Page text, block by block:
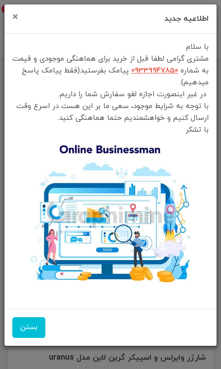
خانه فهرست محصولات شارژر وایرلس و اسپیکر گرین لاین مدل uranus
شارژر وایرلس و اسپیکر گرین لاین مدل uranus
اطلاعیه جدید ×
با سلام
مشتری گرامی لطفا قبل از خرید برای هماهنگی موجودی و قیمت
به شماره 09339947850 پیامک بفرستید(فقط پیامک پاسخ
میدهیم).
در غیر اینصورت اجازه لغو سفارش شما را داریم.
با توجه به شرایط موجود، سعی ما بر این هست در اسرع وقت
ارسال کنیم و خواهشمندیم حتما هماهنگی کنید.
با تشکر
بستن